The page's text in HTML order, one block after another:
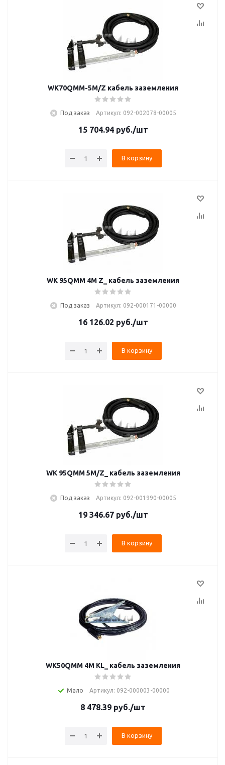
WK70QMM-5M/Z кабель заземления
Под заказ Артикул: 092-002078-00005
15 704.94руб./шт
В корзину
WK 95QMM 4M Z_ кабель заземления
Под заказ Артикул: 092-000171-00000
16 126.02 руб./шт
В корзину
WK 95QMM 5M/Z_ кабель заземления
Под заказ Артикул: 092-001990-00005
19 346.67руб./шт
В корзину
WK50QMM 4M KL_ кабель заземления
Мало Артикул: 092-000003-00000
8 478.39 руб./шт
В корзину